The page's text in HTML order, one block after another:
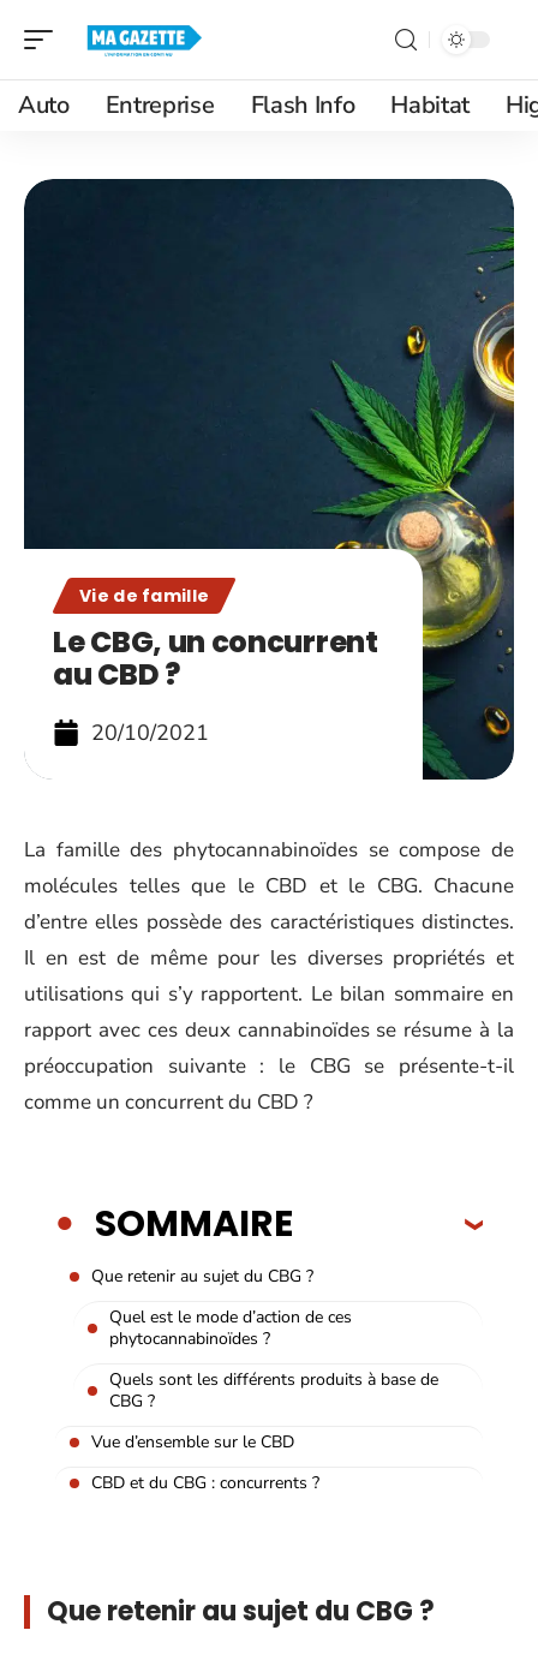
Auto Entreprise Flash Info Habitat
Vie de famille
Le CBG, un concurrent
au CBD ?
20/10/2021
La famille des phytocannabinoïdes se compose de
molécules telles que le CBD et le CBG. Chacune
d’entre elles possède des caractéristiques distinctes.
Il en est de même pour les diverses propriétés et
utilisations qui s’y rapportent. Le bilan sommaire en
rapport avec ces deux cannabinoïdes se résume à la
préoccupation suivante : le CBG se présente-t-il
comme un concurrent du CBD ?
SOMMAIRE
Que retenir au sujet du CBG ?
Quel est le mode d’action de ces
phytocannabinoïdes ?
Quels sont les différents produits à base de
CBG ?
Vue d’ensemble sur le CBD
CBD et du CBG : concurrents ?
Que retenir au sujet du CBG ?